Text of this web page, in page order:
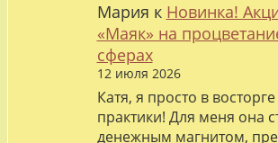
Мария к Новинка!
«Маяк» на
сферах
12 июля 2026
Катя, я просто в
практики! Для меня она
денежным магнитом,